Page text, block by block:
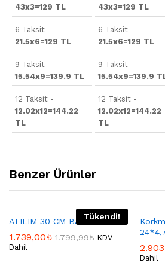
43x3=129 TL
6 Taksit -
21.5x6=129 TL
9 Taksit -
15.54x9=139.9 TL
12 Taksit -
12.02x12=144.22
TL
43x3=129 TL
6 Taksit -
21.5x6=129 TL
9 Taksit -
15.54x9=139.9
12 Taksit -
12.02x12=144.22
TL
Benzer Ürünler
Tükendi!
ATILIM 30 CM BALIK TAVASI
1.739,00₺ 1.799,99₺ KDV
Dahil
Dahil